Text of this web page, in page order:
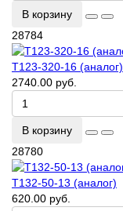
В корзину
28784
Т123-320-16 (аналог)
2740.00 руб.
В корзину
28780
Т132-50-13 (аналог)
620.00 руб.